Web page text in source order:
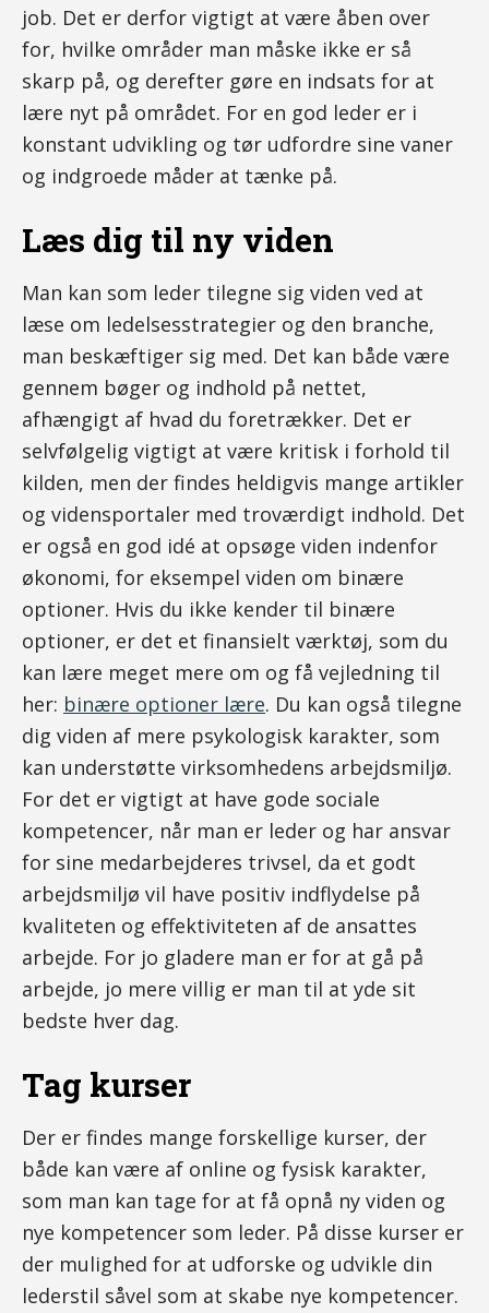
job. Det er derfor vigtigt at være åben over
for, hvilke områder man måske ikke er så
skarp på, og derefter gøre en indsats for at
lære nyt på området. For en god leder er i
konstant udvikling og tør udfordre sine vaner
og indgroede måder at tænke på.
Læs dig til ny viden
Man kan som leder tilegne sig viden ved at
læse om ledelsesstrategier og den branche,
man beskæftiger sig med. Det kan både være
gennem bøger og indhold på nettet,
afhængigt af hvad du foretrækker. Det er
selvfølgelig vigtigt at være kritisk i forhold til
kilden, men der findes heldigvis mange artikler
og vidensportaler med troværdigt indhold. Det
er også en god idé at opsøge viden indenfor
økonomi, for eksempel viden om binære
optioner. Hvis du ikke kender til binære
optioner, er det et finansielt værktøj, som du
kan lære meget mere om og få vejledning til
her: binære optioner lære. Du kan også tilegne
dig viden af mere psykologisk karakter, som
kan understøtte virksomhedens arbejdsmiljø.
For det er vigtigt at have gode sociale
kompetencer, når man er leder og har ansvar
for sine medarbejderes trivsel, da et godt
arbejdsmiljø vil have positiv indflydelse på
kvaliteten og effektiviteten af de ansattes
arbejde. For jo gladere man er for at gå på
arbejde, jo mere villig er man til at yde sit
bedste hver dag.
Tag kurser
Der er findes mange forskellige kurser, der
både kan være af online og fysisk karakter,
som man kan tage for at få opnå ny viden og
nye kompetencer som leder. På disse kurser er
der mulighed for at udforske og udvikle din
lederstil såvel som at skabe nye kompetencer.